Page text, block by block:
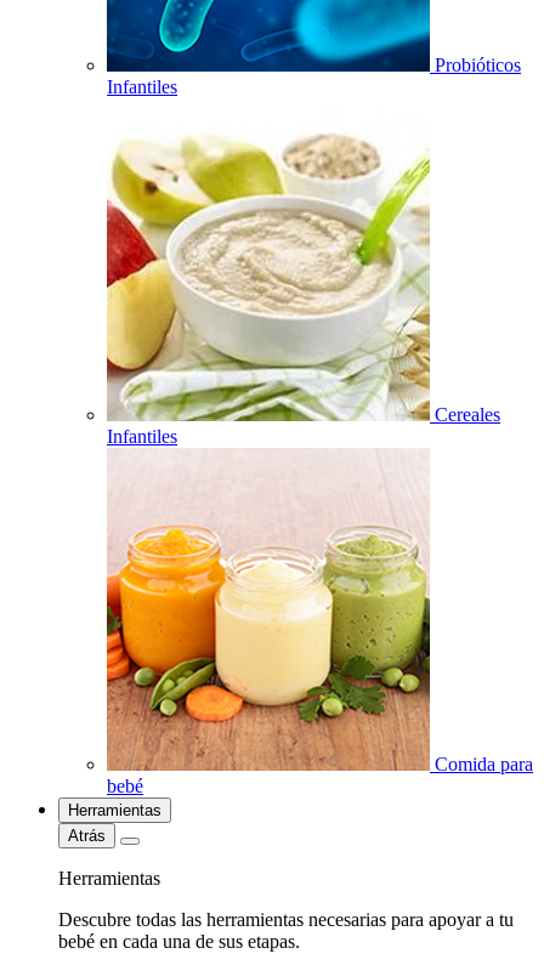
Probióticos
Infantiles
Cereales
Infantiles
Comida para
bebé
Herramientas
Atrás
Herramientas
Descubre todas las herramientas necesarias para apoyar a tu
bebé en cada una de sus etapas.